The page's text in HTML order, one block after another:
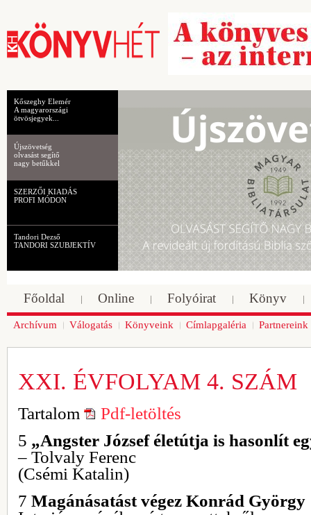
Kőszeghy Elemér
A magyarországi
ötvösjegyek...
Újszövetség
olvasást segítő
nagy betűkkel
SZERZŐI KIADÁS
PROFI MÓDON
Tandori Dezső
TANDORI SZUBJEKTÍV
Főoldal Online Folyóirat Könyv
Archívum Válogatás Könyveink Címlapgaléria Partnereink
XXI. ÉVFOLYAM 4. SZÁM
Tartalom
Pdf-letöltés
5 „Angster József életútja is hasonlít
– Tolvaly Ferenc
(Csémi Katalin)
7 Magánásatást végez Konrád György